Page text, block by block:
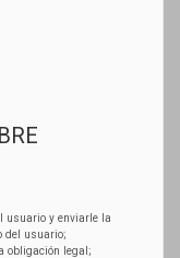
usuario y enviarle la
del usuario;
obligación legal;